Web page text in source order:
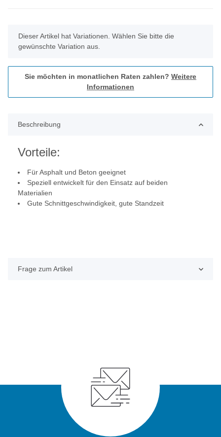
x
Dieser Artikel hat Variationen. Wählen Sie bitte die
gewünschte Variation aus.
Sie möchten in monatlichen Raten zahlen? Weitere
Informationen
Beschreibung
Vorteile:
Für Asphalt und Beton geeignet
Speziell entwickelt für den Einsatz auf beiden
Materialien
Gute Schnittgeschwindigkeit, gute Standzeit
Frage zum Artikel